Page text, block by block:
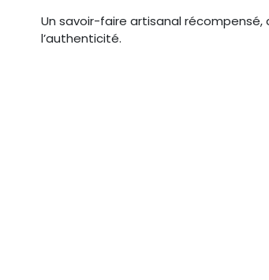
Un savoir-faire artisanal
l’authenticité.